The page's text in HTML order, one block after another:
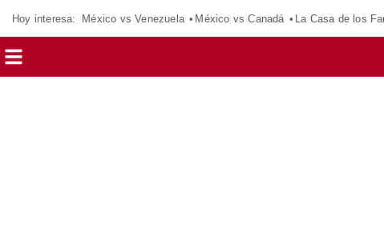
Hoy interesa: México vs Venezuela México vs Canadá La Casa de los